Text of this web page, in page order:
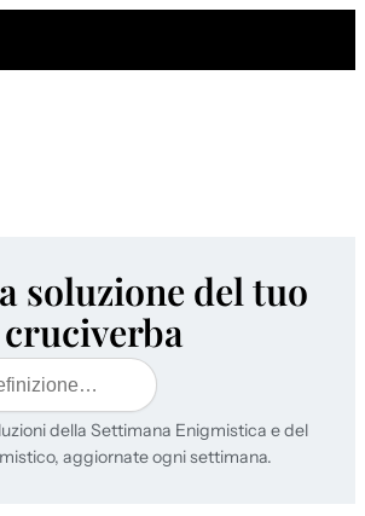
soluzione del tuo
cruciverba
della Settimana Enigmistica e del
aggiornate ogni settimana.